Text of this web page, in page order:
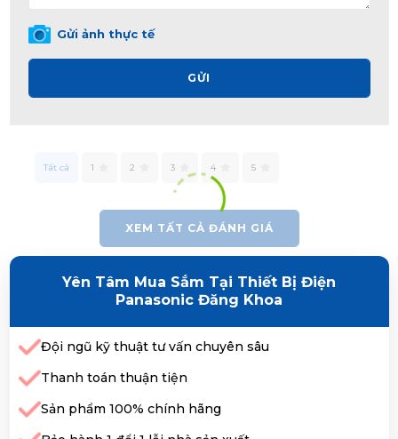
Gửi ảnh thực tế
GỬI
Tất cả 1 2 3 4 5
XEM TẤT CẢ ĐÁNH GIÁ
Yên Tâm Mua Sắm Tại Thiết Bị Điện
Panasonic Đăng Khoa
Đội ngũ kỹ thuật tư vấn chuyên sâu
Thanh toán thuận tiện
Sản phẩm 100% chính hãng